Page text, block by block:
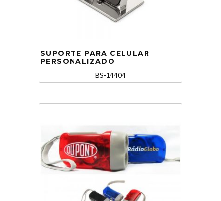
SUPORTE PARA CELULAR
PERSONALIZADO
BS-14404